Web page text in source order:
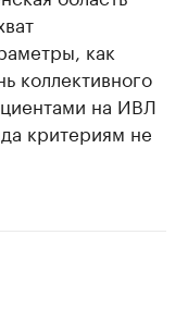
как
коллективного
на ИВЛ
критериям не